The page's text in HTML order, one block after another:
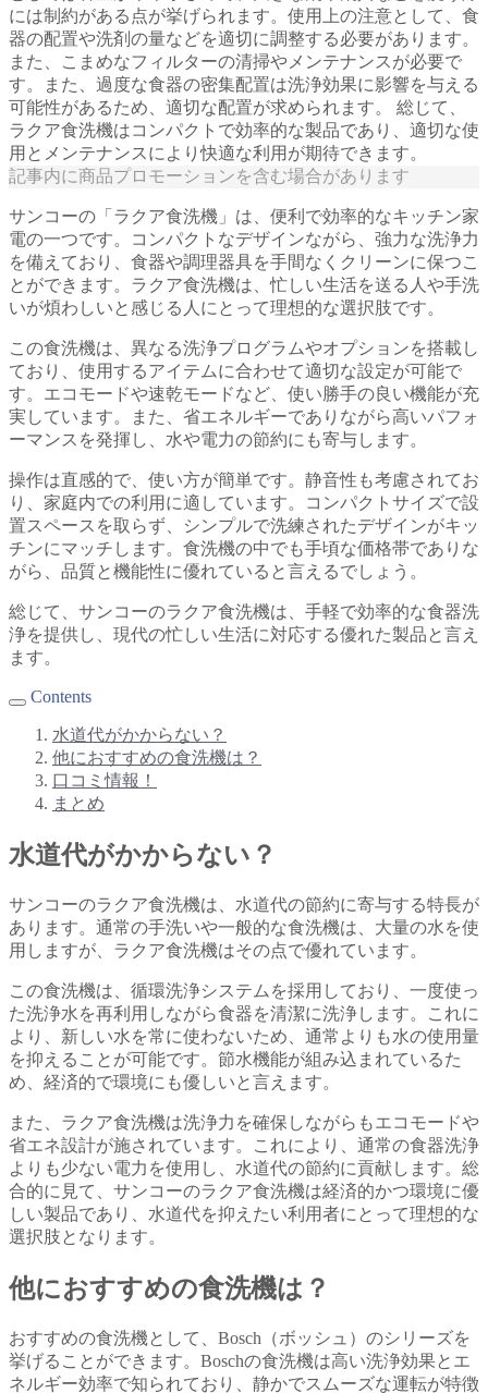
記事内に商品プロモーションを含む場合があります
サンコーの「ラクア食洗機」は、便利で効率的なキッチン家
電の一つです。コンパクトなデザインながら、強力な洗浄力
を備えており、食器や調理器具を手間なくクリーンに保つこ
とができます。ラクア食洗機は、忙しい生活を送る人や手洗
いが煩わしいと感じる人にとって理想的な選択肢です。
この食洗機は、異なる洗浄プログラムやオプションを搭載し
ており、使用するアイテムに合わせて適切な設定が可能で
す。エコモードや速乾モードなど、使い勝手の良い機能が充
実しています。また、省エネルギーでありながら高いパフォ
ーマンスを発揮し、水や電力の節約にも寄与します。
操作は直感的で、使い方が簡単です。静音性も考慮されてお
り、家庭内での利用に適しています。コンパクトサイズで設
置スペースを取らず、シンプルで洗練されたデザインがキッ
チンにマッチします。食洗機の中でも手頃な価格帯でありな
がら、品質と機能性に優れていると言えるでしょう。
総じて、サンコーのラクア食洗機は、手軽で効率的な食器洗
浄を提供し、現代の忙しい生活に対応する優れた製品と言え
ます。
Contents
水道代がかからない？
他におすすめの食洗機は？
口コミ情報！
まとめ
水道代がかからない？
サンコーのラクア食洗機は、水道代の節約に寄与する特長が
あります。通常の手洗いや一般的な食洗機は、大量の水を使
用しますが、ラクア食洗機はその点で優れています。
この食洗機は、循環洗浄システムを採用しており、一度使っ
た洗浄水を再利用しながら食器を清潔に洗浄します。これに
より、新しい水を常に使わないため、通常よりも水の使用量
を抑えることが可能です。節水機能が組み込まれているた
め、経済的で環境にも優しいと言えます。
また、ラクア食洗機は洗浄力を確保しながらもエコモードや
省エネ設計が施されています。これにより、通常の食器洗浄
よりも少ない電力を使用し、水道代の節約に貢献します。総
合的に見て、サンコーのラクア食洗機は経済的かつ環境に優
しい製品であり、水道代を抑えたい利用者にとって理想的な
選択肢となります。
他におすすめの食洗機は？
おすすめの食洗機として、Bosch（ボッシュ）のシリーズを
挙げることができます。Boschの食洗機は高い洗浄効果とエ
ネルギー効率で知られており、静かでスムーズな運転が特徴